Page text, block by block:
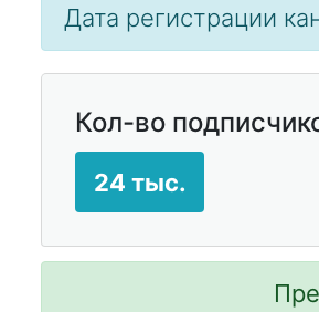
Дата регистрации
Кол-во
24 тыс.